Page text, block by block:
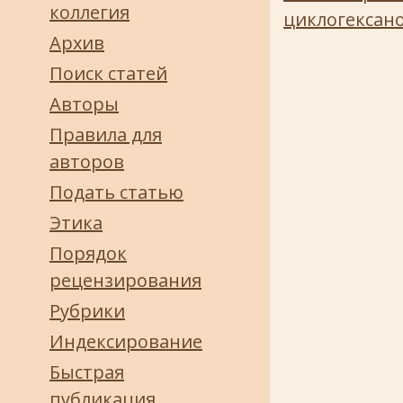
коллегия
Архив
Поиск статей
Авторы
Правила для
авторов
Подать статью
Этика
Порядок
рецензирования
Рубрики
Индексирование
Быстрая